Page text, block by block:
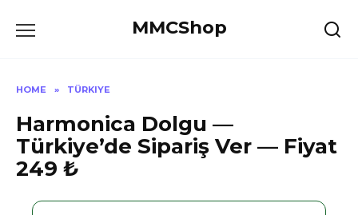
MMCShop
HOME » TÜRKIYE
Harmonica Dolgu —
Türkiye’de Sipariş Ver — Fiyat
249 ₺